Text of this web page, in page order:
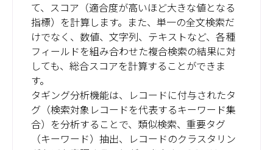
て、スコア（適合度が高いほど大きな値となる
指標）を計算します。また、単一の全文検索だ
けでなく、数値、文字列、テキストなど、各種
フィールドを組み合わせた複合検索の結果に対
しても、総合スコアを計算することができま
す。
タギング分析機能は、レコードに付与されたタ
グ（検索対象レコードを代表するキーワード集
合）を分析することで、類似検索、重要タグ
（キーワード）抽出、レコードのクラスタリン